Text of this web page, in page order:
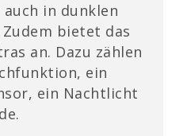
in dunklen
bietet das
an. Dazu zählen
ein
ein Nachtlicht